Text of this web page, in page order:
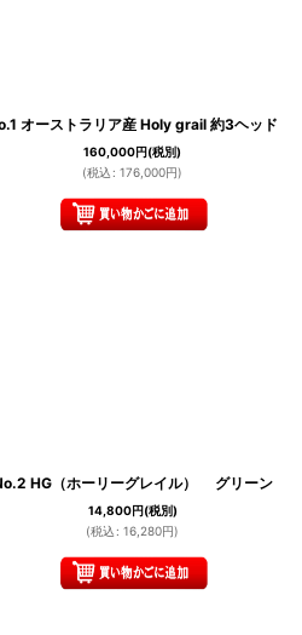
オーストラリア産 Holy grail 約3ヘッド
160,000円(税別)
(税込 : 176,000円)
HG（ホーリーグレイル） グリーン
14,800円(税別)
(税込 : 16,280円)